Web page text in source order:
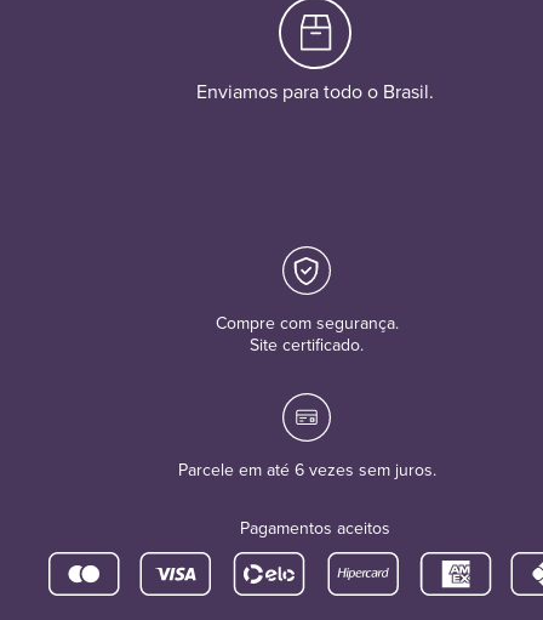
Enviamos para todo o Brasil.
Compre com segurança.
Site certificado.
Parcele em até 6 vezes sem juros.
Pagamentos aceitos